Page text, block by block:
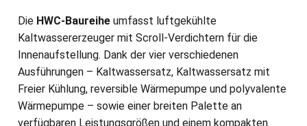
Die HWC-Baureihe umfasst luftgekühlte
Kaltwassererzeuger mit Scroll-Verdichtern für die
Innenaufstellung. Dank der vier verschiedenen
Ausführungen – Kaltwassersatz, Kaltwassersatz mit
Freier Kühlung, reversible Wärmepumpe und polyvalente
Wärmepumpe – sowie einer breiten Palette an
verfügbaren Leistungsgrößen und einem kompakten